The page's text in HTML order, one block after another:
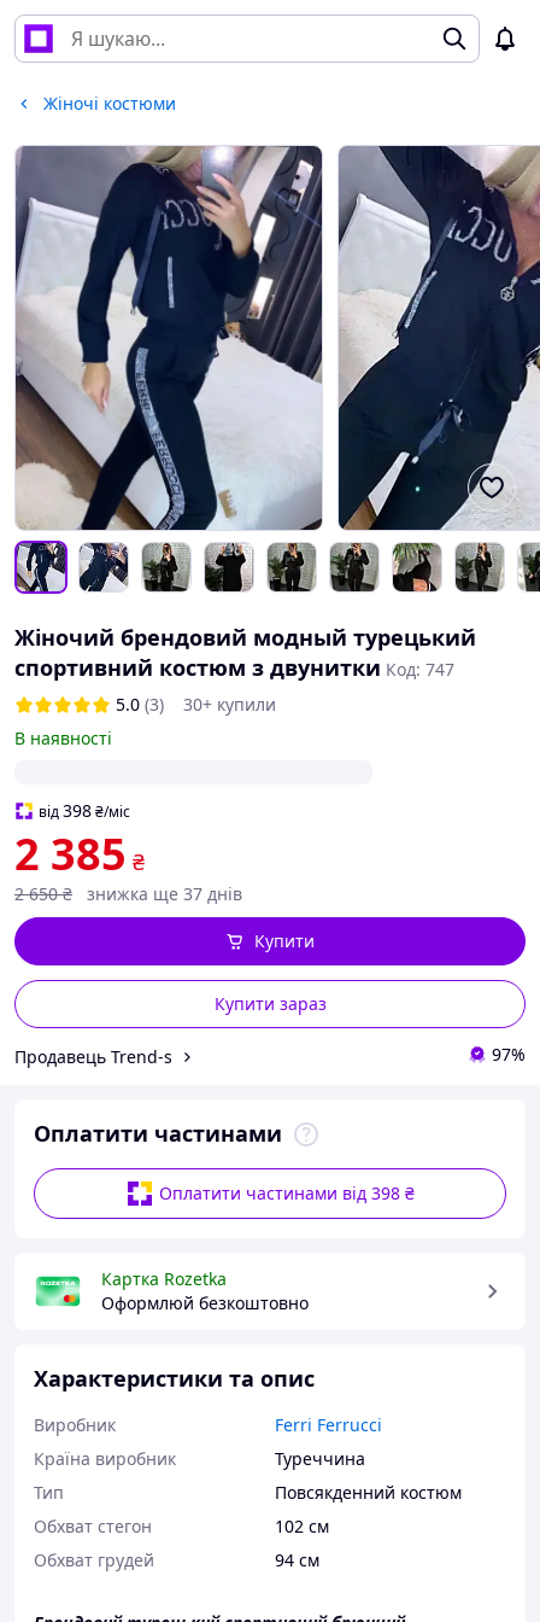
Жіночі костюми
Жіночий брендовий модный турецький
спортивний костюм з двунитки Код: 747
5.0 (3)
30+ купили
В наявності
від398₴/міс
2 385 ₴
2 650 ₴ знижка ще 37 днів
Купити зараз
Купити
Продавець Trend-s 97%
Оплатити частинами
Оплатити частинами від 398 ₴
Картка Rozetka
Оформлюй безкоштовно
Характеристики та опис
Виробник
Ferri Ferrucci
Країна виробник
Туреччина
Тип
Повсякденний костюм
Обхват стегон
102 см
Обхват грудей
94 см